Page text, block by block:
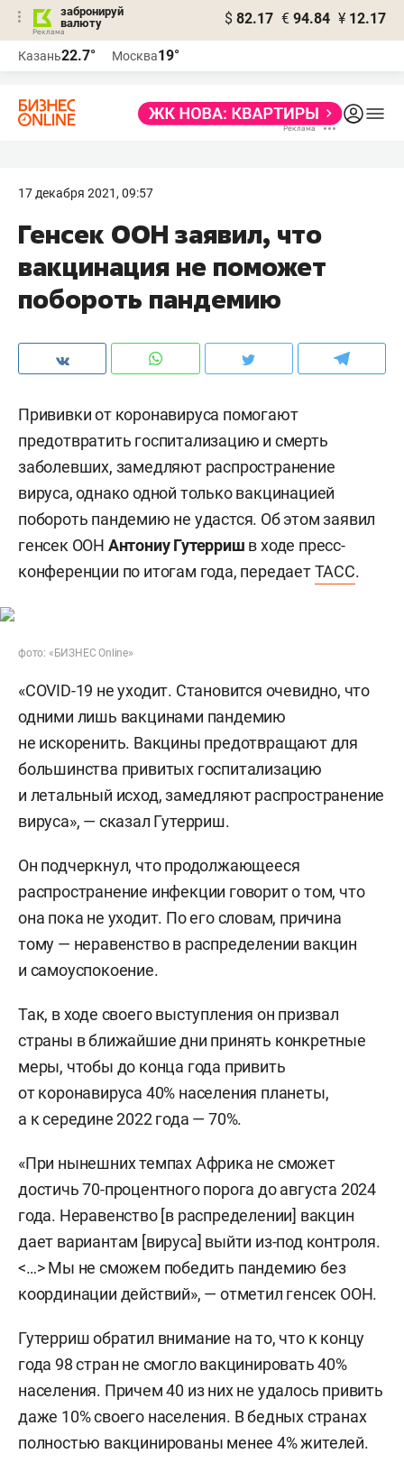
забронируй
валюту
$ 82.17 € 94.84 ¥ 12.17
Казань22.7° Москва19°
17 декабря 2021, 09:57
Генсек ООН заявил, что
вакцинация не поможет
побороть пандемию
Прививки от коронавируса помогают
предотвратить госпитализацию и смерть
заболевших, замедляют распространение
вируса, однако одной только вакцинацией
побороть пандемию не удастся. Об этом заявил
генсек ООН Антониу Гутерриш в ходе пресс-
конференции по итогам года, передаетТАСС.
фото: «БИЗНЕС Online»
«COVID-19 не уходит. Становится очевидно, что
одними лишь вакцинами пандемию
не искоренить. Вакцины предотвращают для
большинства привитых госпитализацию
и летальный исход, замедляют распространение
вируса», — сказал Гутерриш.
Он подчеркнул, что продолжающееся
распространение инфекции говорит о том, что
она пока не уходит. По его словам, причина
тому — неравенство в распределении вакцин
и самоуспокоение.
Так, в ходе своего выступления он призвал
страны в ближайшие дни принять конкретные
меры, чтобы до конца года привить
от коронавируса 40% населения планеты,
а к середине 2022 года — 70%.
«При нынешних темпах Африка не сможет
достичь 70-процентного порога до августа 2024
года. Неравенство [в распределении] вакцин
дает вариантам [вируса] выйти из-под контроля.
<…> Мы не сможем победить пандемию без
координации действий», — отметил генсек ООН.
Гутерриш обратил внимание на то, что к концу
года 98 стран не смогло вакцинировать 40%
населения. Причем 40 из них не удалось привить
даже 10% своего населения. В бедных странах
полностью вакцинированы менее 4% жителей.